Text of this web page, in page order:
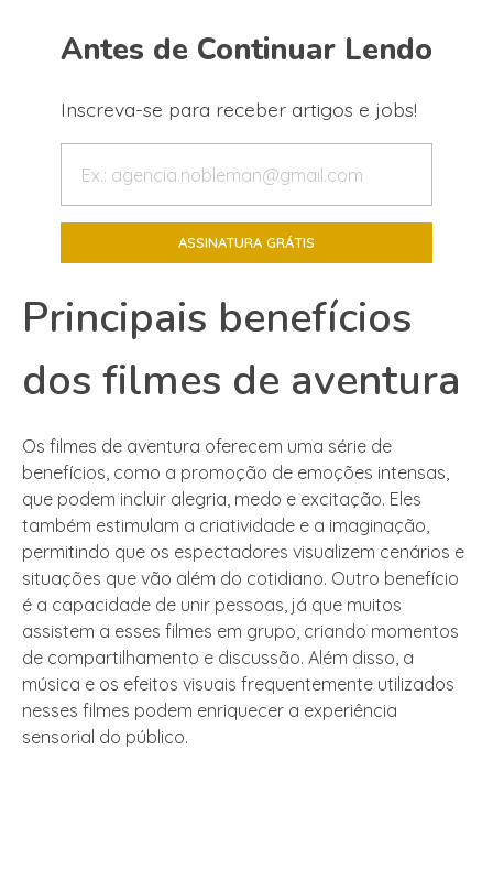
Antes de Continuar Lendo
Inscreva-se para receber artigos e jobs!
Principais benefícios
dos filmes de aventura
Os filmes de aventura oferecem uma série de
benefícios, como a promoção de emoções intensas,
que podem incluir alegria, medo e excitação. Eles
também estimulam a criatividade e a imaginação,
permitindo que os espectadores visualizem cenários e
situações que vão além do cotidiano. Outro benefício
é a capacidade de unir pessoas, já que muitos
assistem a esses filmes em grupo, criando momentos
de compartilhamento e discussão. Além disso, a
música e os efeitos visuais frequentemente utilizados
nesses filmes podem enriquecer a experiência
sensorial do público.